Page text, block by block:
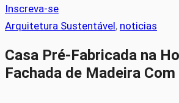
Inscreva-se
Arquitetura Sustentável, noticias
Casa Pré-Fabricada na
Fachada de Madeira